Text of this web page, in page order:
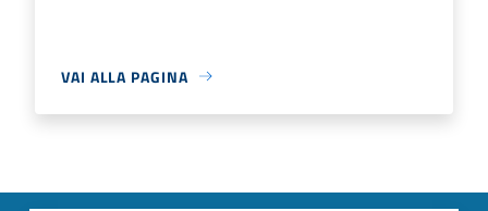
VAI ALLA PAGINA